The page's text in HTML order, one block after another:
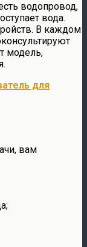
водопровод,
вода.
В каждом
модель,
для
вам